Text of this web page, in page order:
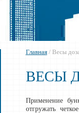
Главная/ Весы
ВЕСЫ
Применение
отгружать